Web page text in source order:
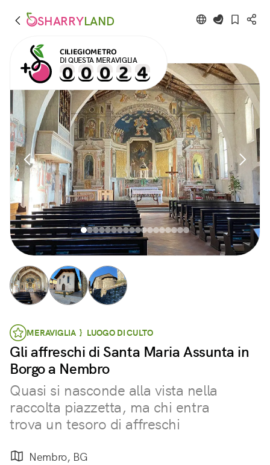
SHARRYLAND
CILIEGIOMETRO
DI QUESTA MERAVIGLIA
MERAVIGLIA } LUOGO DI CULTO
Gli affreschi di Santa Maria Assunta in
Borgo a Nembro
Quasi si nasconde alla vista nella
raccolta piazzetta, ma chi entra
trova un tesoro di affreschi
Nembro, BG